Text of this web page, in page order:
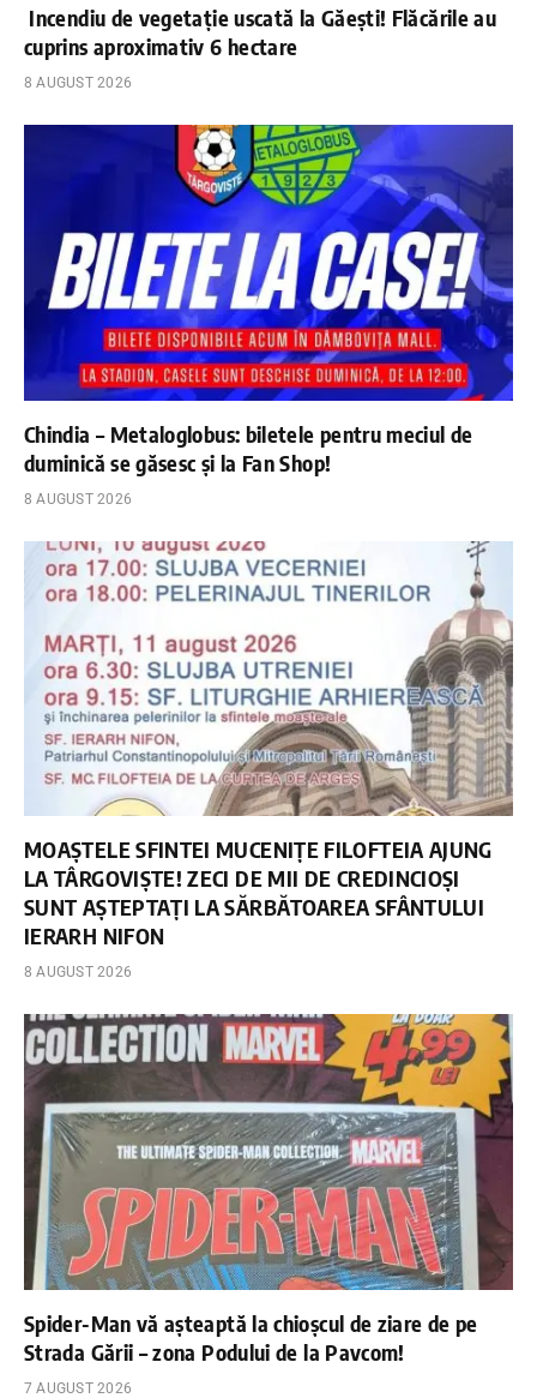
Incendiu de vegetație uscată la Găești! Flăcările au
cuprins aproximativ 6 hectare
8 AUGUST 2026
Chindia – Metaloglobus: biletele pentru meciul de
duminică se găsesc și la Fan Shop!
8 AUGUST 2026
MOAȘTELE SFINTEI MUCENIȚE FILOFTEIA AJUNG
LA TÂRGOVIȘTE! ZECI DE MII DE CREDINCIOȘI
SUNT AȘTEPTAȚI LA SĂRBĂTOAREA SFÂNTULUI
IERARH NIFON
8 AUGUST 2026
Spider-Man vă așteaptă la chioșcul de ziare de pe
Strada Gării – zona Podului de la Pavcom!
7 AUGUST 2026